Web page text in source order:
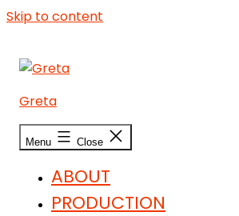
Skip to content
Greta
Menu Close
ABOUT
PRODUCTION